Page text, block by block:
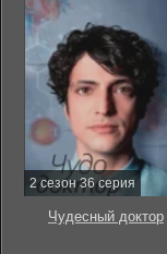
2 сезон 36 серия
Чудесный доктор